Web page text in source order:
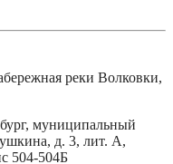
реки Волковки,
муниципальный
д. 3, лит. А,
504-504Б